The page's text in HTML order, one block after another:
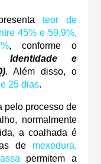
teor de
45% e 59,9%,
, conforme o
Identidade e
. Além disso, o
25 dias.
pelo processo de
normalmente
a coalhada é
de mexedura,
permitem a